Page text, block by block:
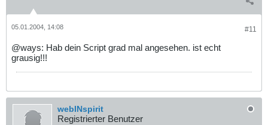
#11
05.01.2004, 14:08
@ways: Hab dein Script grad mal angesehen. ist echt
grausig!!!
webINspirit
Registrierter Benutzer